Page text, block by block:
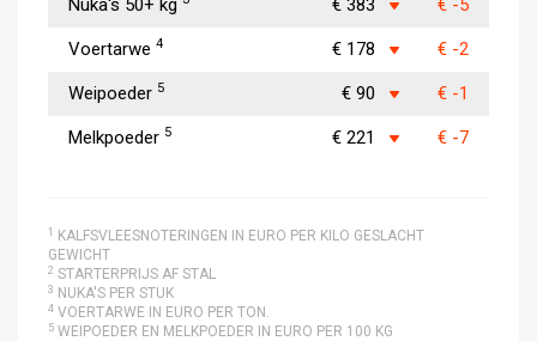
Nuka's 50+ kg € 383 € -5
Voertarwe 4 € 178 € -2
Weipoeder 5 € 90 € -1
Melkpoeder 5 € 221 € -7
1
KALFSVLEESNOTERINGEN IN EURO PER KILO GESLACHT
GEWICHT
2 STARTERPRIJS AF STAL
3 NUKA'S PER STUK
4 VOERTARWE IN EURO PER TON.
5 WEIPOEDER EN MELKPOEDER IN EURO PER 100 KG